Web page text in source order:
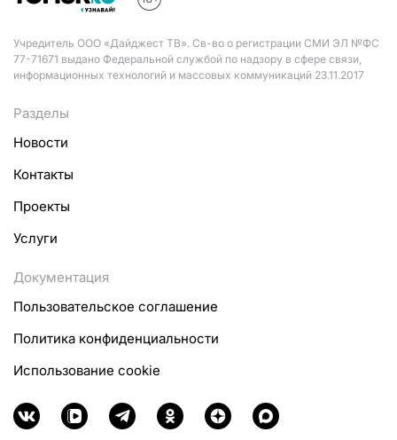
Учредитель ООО «Дайджест ТВ». Св-во о регистрации СМИ ЭЛ №ФС
77-71671 выдано Федеральной службой по надзору в сфере связи,
информационных технологий и массовых коммуникаций 23.11.2017
Разделы
Новости
Контакты
Проекты
Услуги
Документация
Пользовательское соглашение
Политика конфиденциальности
Использование cookie